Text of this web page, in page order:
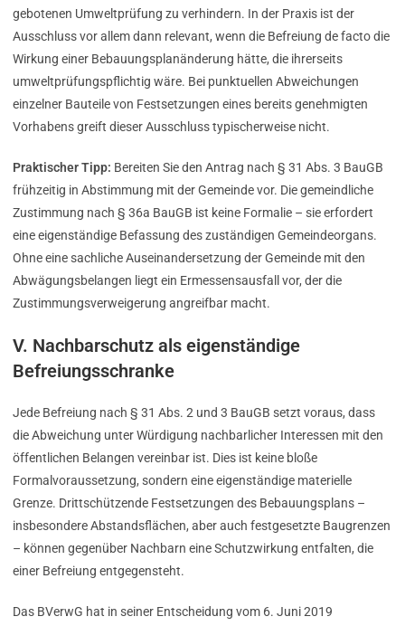
gebotenen Umweltprüfung zu verhindern. In der Praxis ist der
Ausschluss vor allem dann relevant, wenn die Befreiung de facto die
Wirkung einer Bebauungsplanänderung hätte, die ihrerseits
umweltprüfungspflichtig wäre. Bei punktuellen Abweichungen
einzelner Bauteile von Festsetzungen eines bereits genehmigten
Vorhabens greift dieser Ausschluss typischerweise nicht.
Praktischer Tipp: Bereiten Sie den Antrag nach § 31 Abs. 3 BauGB
frühzeitig in Abstimmung mit der Gemeinde vor. Die gemeindliche
Zustimmung nach § 36a BauGB ist keine Formalie – sie erfordert
eine eigenständige Befassung des zuständigen Gemeindeorgans.
Ohne eine sachliche Auseinandersetzung der Gemeinde mit den
Abwägungsbelangen liegt ein Ermessensausfall vor, der die
Zustimmungsverweigerung angreifbar macht.
V. Nachbarschutz als eigenständige
Befreiungsschranke
Jede Befreiung nach § 31 Abs. 2 und 3 BauGB setzt voraus, dass
die Abweichung unter Würdigung nachbarlicher Interessen mit den
öffentlichen Belangen vereinbar ist. Dies ist keine bloße
Formalvoraussetzung, sondern eine eigenständige materielle
Grenze. Drittschützende Festsetzungen des Bebauungsplans –
insbesondere Abstandsflächen, aber auch festgesetzte Baugrenzen
– können gegenüber Nachbarn eine Schutzwirkung entfalten, die
einer Befreiung entgegensteht.
Das BVerwG hat in seiner Entscheidung vom 6. Juni 2019